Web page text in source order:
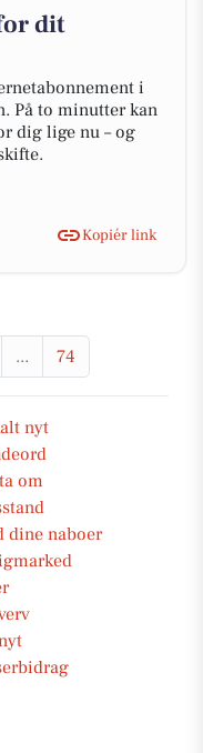
dit
i
På to minutter kan
dig lige nu – og
Kopiér link
... 74
nyt
om
dine naboer